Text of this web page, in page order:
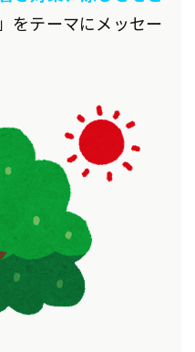
」をテーマにメッセー